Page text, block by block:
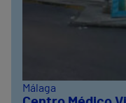
Málaga